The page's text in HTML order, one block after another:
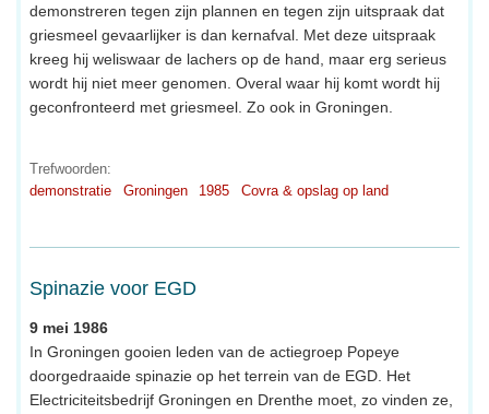
demonstreren tegen zijn plannen en tegen zijn uitspraak dat
griesmeel gevaarlijker is dan kernafval. Met deze uitspraak
kreeg hij weliswaar de lachers op de hand, maar erg serieus
wordt hij niet meer genomen. Overal waar hij komt wordt hij
geconfronteerd met griesmeel. Zo ook in Groningen.
Trefwoorden:
demonstratie
Groningen 1985 Covra & opslag op land
Spinazie voor EGD
9 mei 1986
In Groningen gooien leden van de actiegroep Popeye
doorgedraaide spinazie op het terrein van de EGD. Het
Electriciteitsbedrijf Groningen en Drenthe moet, zo vinden ze,